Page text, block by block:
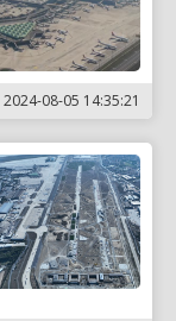
2024-08-05 14:35:21